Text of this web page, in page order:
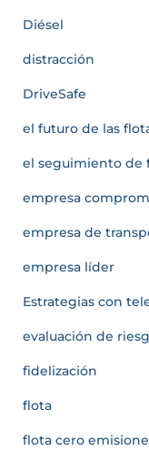
Diésel
distracción
DriveSafe
el futuro de las
el seguimiento de
empresa
empresa de
empresa líder
Estrategias con
evaluación de
fidelización
flota
flota cero